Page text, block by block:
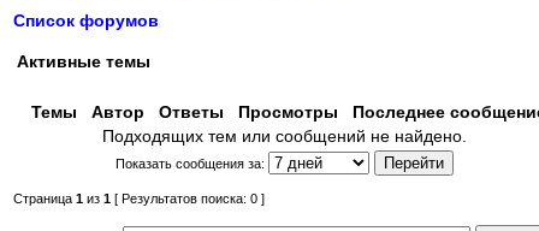
Список форумов
Активные темы
Темы Автор Ответы Просмотры
Последнее
Подходящих тем или сообщений не найдено.
Показать сообщения за:
Страница 1 из 1 [ Результатов поиска: 0 ]